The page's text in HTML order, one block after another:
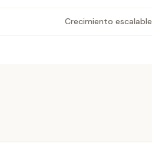
Crecimiento escalable